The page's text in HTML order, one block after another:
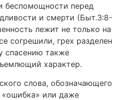
беспомощности перед
и смерти (Быт.3:8-
лежит не только на
согрешили, грех разделен
спасению также
характер.
слова, обозначающего
«ошибка» или даже